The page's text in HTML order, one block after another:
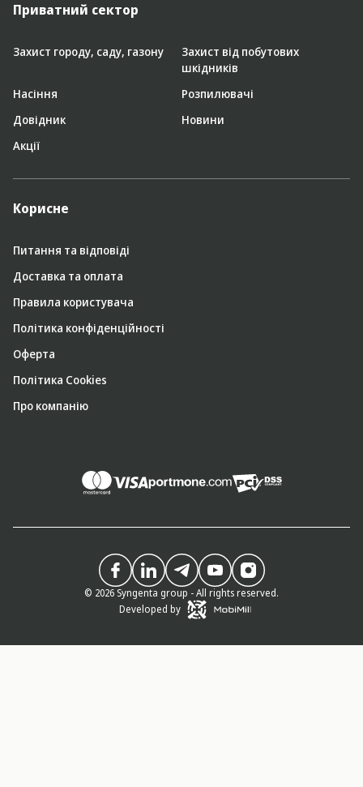
Приватний сектор
Захист городу, саду, газону
Захист від побутових
шкідників
Насіння
Розпилювачі
Довідник
Новини
Акції
Корисне
Питання та відповіді
Доставка та оплата
Правила користувача
Політика конфіденційності
Оферта
Політика Cookies
Про компанію
© 2026 Syngenta group - All rights reserved.
Developed by